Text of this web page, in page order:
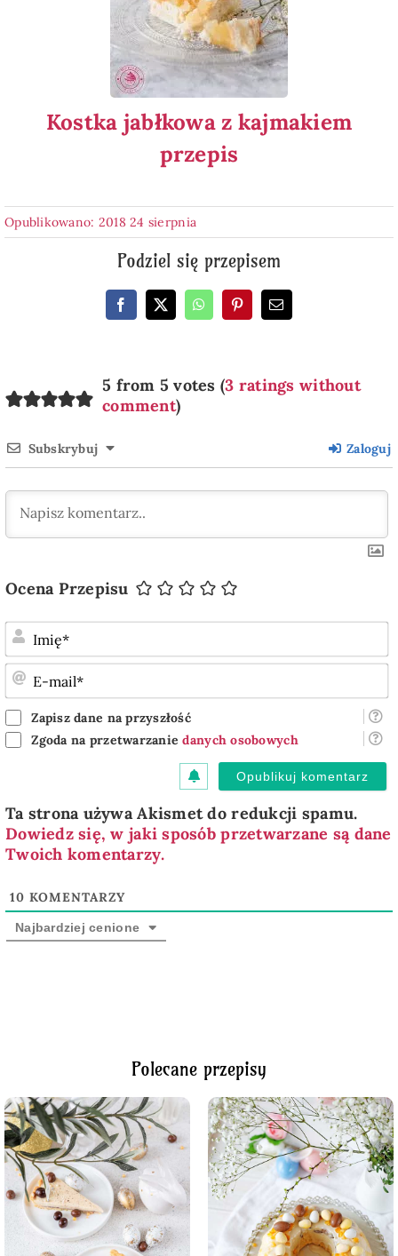
Kostka jabłkowa z kajmakiem
przepis
Opublikowano: 2018 24 sierpnia
Podziel się przepisem
5 from 5 votes (3 ratings without
comment)
Subskrybuj Zaloguj
Ocena Przepisu
Zapisz dane na przyszłość
Zgoda na przetwarzaniedanych osobowych
Ta strona używa Akismet do redukcji spamu.
Dowiedz się, w jaki sposób przetwarzane są dane
Twoich komentarzy.
10 KOMENTARZY
Najbardziej cenione
Polecane przepisy